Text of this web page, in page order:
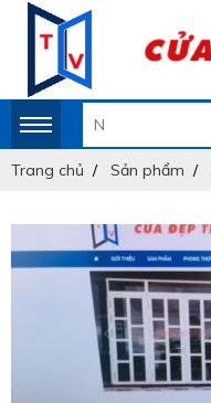
Trang chủ Sản phẩm